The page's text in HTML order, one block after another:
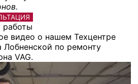
работы
видео о нашем Техцентре
Лобненской по ремонту
VAG.